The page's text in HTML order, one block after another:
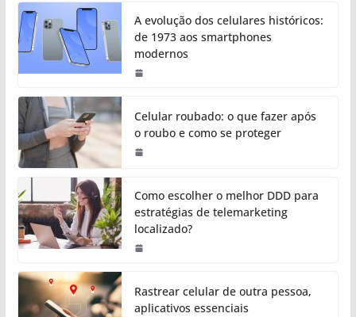
A evolução dos celulares históricos:
de 1973 aos smartphones
modernos
Celular roubado: o que fazer após
o roubo e como se proteger
Como escolher o melhor DDD para
estratégias de telemarketing
localizado?
Rastrear celular de outra pessoa,
aplicativos essenciais